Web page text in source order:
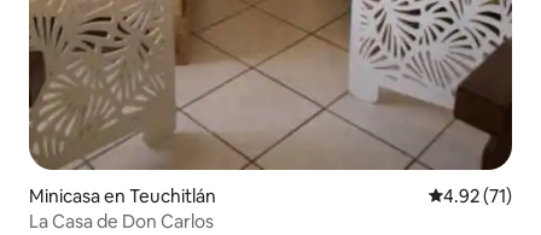
Minicasa en Teuchitlán Calificación
4.92 (71)
La Casa de Don Carlos